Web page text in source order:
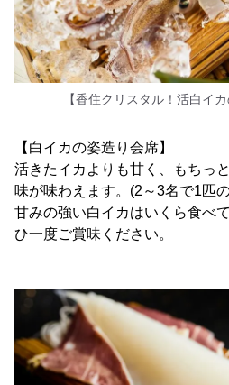
【香住クリスタル！活白イ
【白イカの姿造り会席】
活きたイカよりも甘く、もちっ
味が味わえます。(2～3名で1匹
甘みの強い白イカはいくら食べ
ひ一度ご賞味ください。